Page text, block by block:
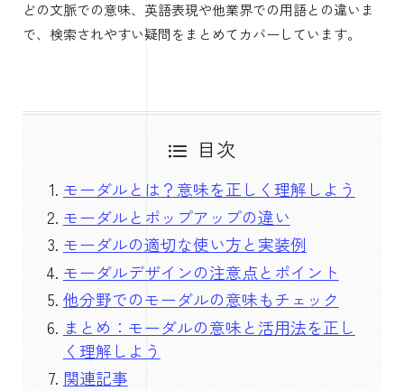
どの文脈での意味、英語表現や他業界での用語との違いま
で、検索されやすい疑問をまとめてカバーしています。
目次
モーダルとは？意味を正しく理解しよう
モーダルとポップアップの違い
モーダルの適切な使い方と実装例
モーダルデザインの注意点とポイント
他分野でのモーダルの意味もチェック
まとめ：モーダルの意味と活用法を正し
く理解しよう
関連記事